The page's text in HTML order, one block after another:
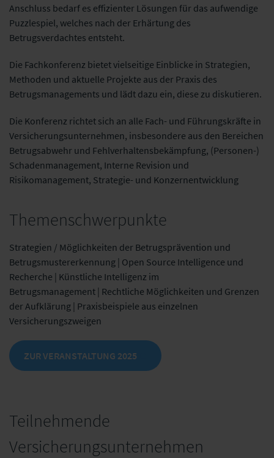
Anschluss bedarf es effizienter Lösungen für das aufwendige
Puzzlespiel, welches nach der Erhärtung des
Betrugsverdachtes entsteht.
Die Fachkonferenz bietet vielseitige Einblicke in Strategien,
Methoden und aktuelle Projekte aus der Praxis des
Betrugsmanagements und lädt dazu ein, diese zu diskutieren.
Die Konferenz richtet sich an alle Fach- und Führungskräfte in
Versicherungsunternehmen, insbesondere aus den Bereichen
Betrugsabwehr und Fehlverhaltensbekämpfung, (Personen-)
Schadenmanagement, Interne Revision und
Risikomanagement, Strategie- und Konzernentwicklung
Themenschwerpunkte
Strategien / Möglichkeiten der Betrugsprävention und
Betrugsmustererkennung | Open Source Intelligence und
Recherche | Künstliche Intelligenz im
Betrugsmanagement | Rechtliche Möglichkeiten und Grenzen
der Aufklärung | Praxisbeispiele aus einzelnen
Versicherungszweigen
ZUR VERANSTALTUNG 2025
Teilnehmende
Versicherungsunternehmen